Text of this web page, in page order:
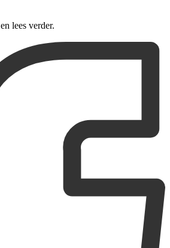
en lees verder.